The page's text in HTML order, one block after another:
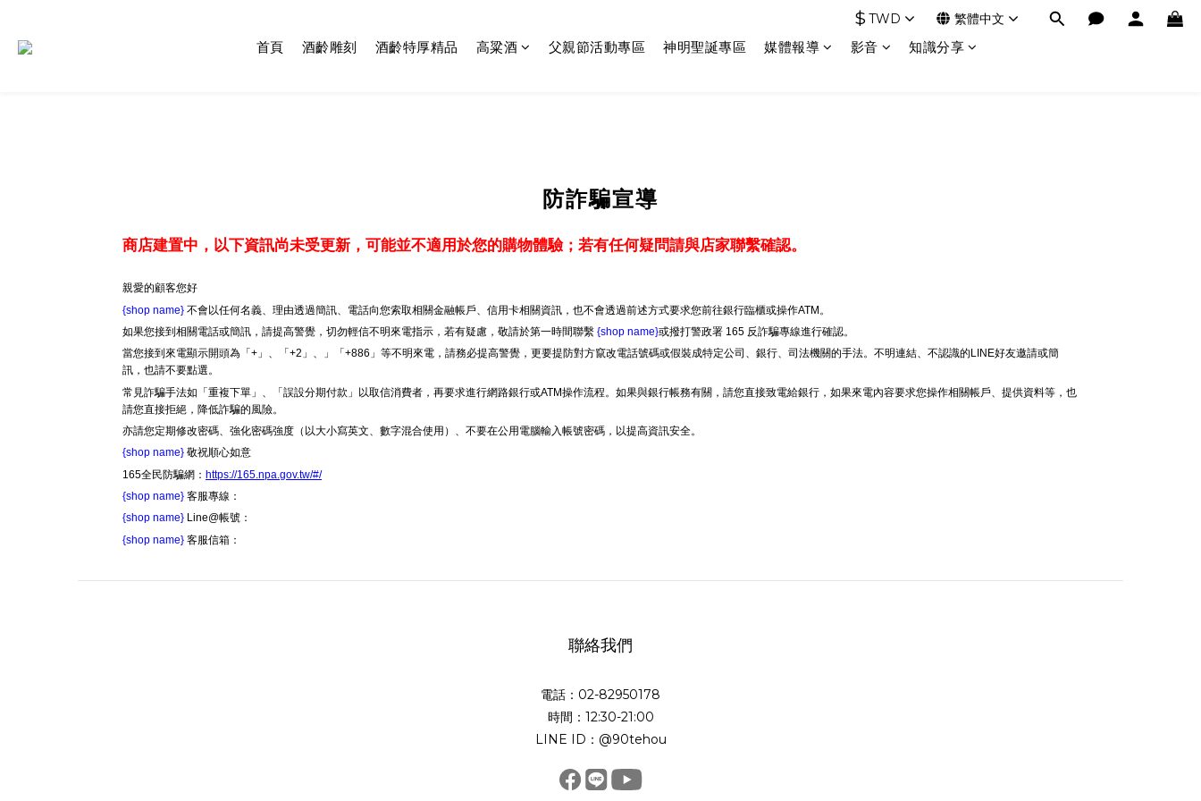
$ TWD 繁體中文
首頁 酒齡雕刻 酒齡特厚精品 高粱酒 父親節活動專區 神明聖誕專區 媒體報導 影音 知識分享
防詐騙宣導
商店建置中，以下資訊尚未受更新，可能並不適用於您的購物體驗；若有任何疑問請與店家聯繫確認。
親愛的顧客您好
{shop name} 不會以任何名義、理由透過簡訊、電話向您索取相關金融帳戶、信用卡相關資訊，也不會透過前述方式要求您前往銀行臨櫃或操作ATM。
如果您接到相關電話或簡訊，請提高警覺，切勿輕信不明來電指示，若有疑慮，敬請於第一時間聯繫 {shop name}或撥打警政署 165 反詐騙專線進行確認。
當您接到來電顯示開頭為「+」、「+2」、」「+886」等不明來電，請務必提高警覺，更要提防對方竄改電話號碼或假裝成特定公司、銀行、司法機關的手法。不明連結、不認識的LINE好友邀請或簡
訊，也請不要點選。
常見詐騙手法如「重複下單」、「誤設分期付款」以取信消費者，再要求進行網路銀行或ATM操作流程。如果與銀行帳務有關，請您直接致電給銀行，如果來電內容要求您操作相關帳戶、提供資料等，也
請您直接拒絕，降低詐騙的風險。
亦請您定期修改密碼、強化密碼強度（以大小寫英文、數字混合使用）、不要在公用電腦輸入帳號密碼，以提高資訊安全。
{shop name} 敬祝順心如意
165全民防騙網： https://165.npa.gov.tw/#/
{shop name} 客服專線：
{shop name} Line@帳號：
{shop name} 客服信箱：
聯絡我們
電話：02-82950178
時間：12:30-21:00
LINE ID：@90tehou